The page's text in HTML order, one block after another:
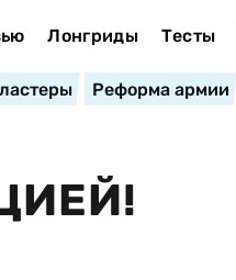
Лонгриды Тесты
Реформа армии